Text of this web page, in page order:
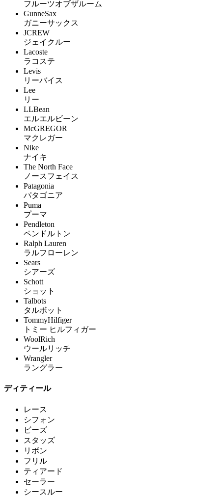
フルーツオブザルーム
GunneSax
ガニーサックス
JCREW
ジェイクルー
Lacoste
ラコステ
Levis
リーバイス
Lee
リー
LLBean
エルエルビーン
McGREGOR
マクレガー
Nike
ナイキ
The North Face
ノースフェイス
Patagonia
パタゴニア
Puma
プーマ
Pendleton
ペンドルトン
Ralph Lauren
ラルフローレン
Sears
シアーズ
Schott
ショット
Talbots
タルボット
TommyHilfiger
トミー ヒルフィガー
WoolRich
ウールリッチ
Wrangler
ラングラー
ディティール
レース
シフォン
ビーズ
スタッズ
リボン
フリル
ティアード
セーラー
シースルー